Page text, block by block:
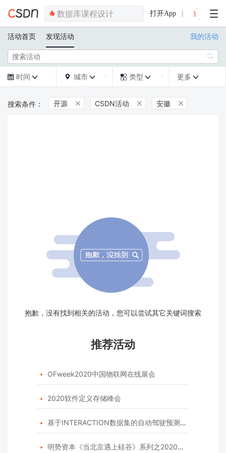
打开App
活动首页 发现活动 我的活动

 时间   城市   类型  更多 
开源  CSDN活动  安徽 
抱歉，没有找到相关的活动，您可以尝试其它关键词搜索
推荐活动
 OFweek2020中国物联网在线展会
 2020软件定义存储峰会
 基于INTERACTION数据集的自动驾驶预测模型挑战赛
 明势资本《当北京遇上硅谷》系列之2020年度开源峰会